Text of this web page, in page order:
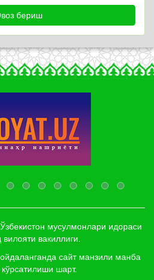
мусулмонлари идораси
вакиллиги.
сайт манзили манба
шарт.